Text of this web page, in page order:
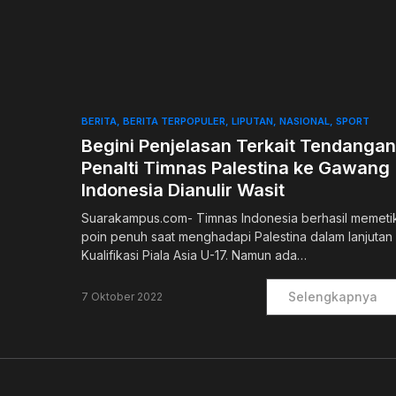
0
BERITA BERITA TERPOPULER LIPUTAN NASIONAL SPORT
Begini Penjelasan Terkait Tendangan
Penalti Timnas Palestina ke Gawang
Indonesia Dianulir Wasit
Suarakampus.com- Timnas Indonesia berhasil
poin penuh saat menghadapi Palestina dalam lanjutan
Kualifikasi Piala Asia U-17. Namun ada…
7 Oktober 2022 Selengkapnya